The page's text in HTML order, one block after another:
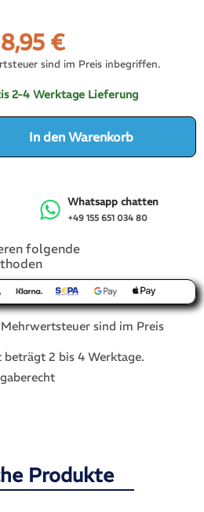
€
sind im Preis inbegriffen.
2-4 Werktage Lieferung
In den Warenkorb
+49 155 651 034 80
Whatsapp chatten
folgende
sind im Preis
beträgt 2 bis 4 Werktage.
Produkte